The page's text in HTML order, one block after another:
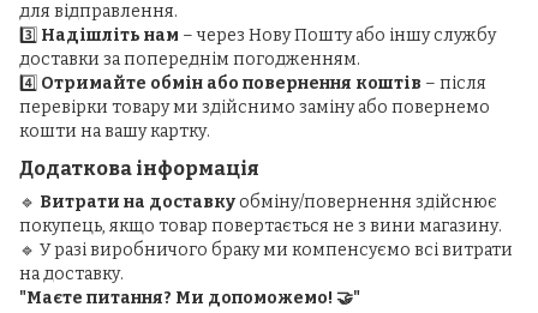
для відправлення.
3️⃣ Надішліть нам – через Нову Пошту або іншу службу
доставки за попереднім погодженням.
4️⃣ Отримайте обмін або повернення коштів – після
перевірки товару ми здійснимо заміну або повернемо
кошти на вашу картку.
Додаткова інформація
🔹 Витрати на доставкуобміну/повернення здійснює
покупець, якщо товар повертається не з вини магазину.
🔹 У разі виробничого браку ми компенсуємо всі витрати
на доставку.
"Маєте питання? Ми допоможемо! 🤝"